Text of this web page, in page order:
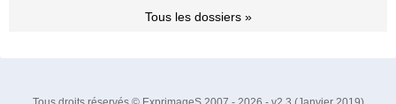
Tous les dossiers »